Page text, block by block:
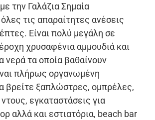
την Γαλάζια Σημαία
τις απαραίτητες ανέσεις
Είναι πολύ μεγάλη σε
χρυσαφένια αμμουδιά και
νερά τα οποία βαθαίνουν
πλήρως οργανωμένη
βρείτε ξαπλώστρες, ομπρέλες,
εγκαταστάσεις για
αλλά και εστιατόρια, beach bar